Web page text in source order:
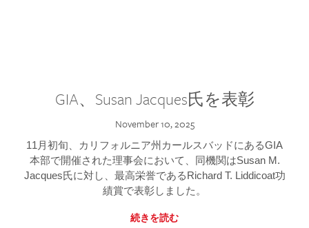
GIA、Susan Jacques氏を表彰
November 10, 2025
11月初旬、カリフォルニア州カールスバッドにあるGIA
本部で開催された理事会において、同機関はSusan M.
Jacques氏に対し、最高栄誉であるRichard T. Liddicoat功
績賞で表彰しました。
続きを読む